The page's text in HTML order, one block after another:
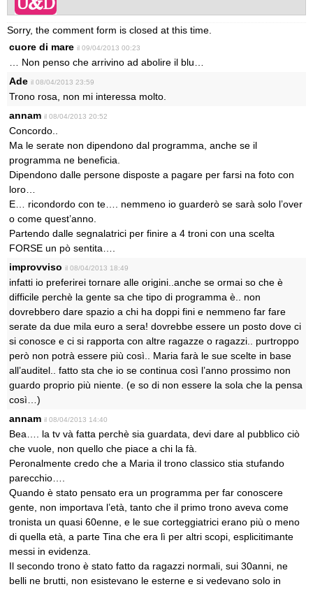
Sorry, the comment form is closed at this time.
cuore di mare il 09/04/2013 00:23
… Non penso che arrivino ad abolire il blu…
Ade il 08/04/2013 23:59
Trono rosa, non mi interessa molto.
annam il 08/04/2013 20:52
Concordo..
Ma le serate non dipendono dal programma, anche se il
programma ne beneficia.
Dipendono dalle persone disposte a pagare per farsi na foto con
loro…
E… ricondordo con te…. nemmeno io guarderò se sarà solo l’over
o come quest’anno.
Partendo dalle segnalatrici per finire a 4 troni con una scelta
FORSE un pò sentita….
improvviso il 08/04/2013 18:49
infatti io preferirei tornare alle origini..anche se ormai so che è
difficile perchè la gente sa che tipo di programma è.. non
dovrebbero dare spazio a chi ha doppi fini e nemmeno far fare
serate da due mila euro a sera! dovrebbe essere un posto dove ci
si conosce e ci si rapporta con altre ragazze o ragazzi.. purtroppo
però non potrà essere più così.. Maria farà le sue scelte in base
all’auditel.. fatto sta che io se continua così l’anno prossimo non
guardo proprio più niente. (e so di non essere la sola che la pensa
così…)
annam il 08/04/2013 14:40
Bea…. la tv và fatta perchè sia guardata, devi dare al pubblico ciò
che vuole, non quello che piace a chi la fà.
Peronalmente credo che a Maria il trono classico stia stufando
parecchio….
Quando è stato pensato era un programma per far conoscere
gente, non importava l’età, tanto che il primo trono aveva come
tronista un quasi 60enne, e le sue corteggiatrici erano più o meno
di quella età, a parte Tina che era lì per altri scopi, esplicitimante
messi in evidenza.
Il secondo trono è stato fatto da ragazzi normali, sui 30anni, ne
belli ne brutti, non esistevano le esterne e si vedevano solo in